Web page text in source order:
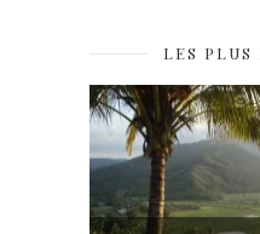
LES PLUS